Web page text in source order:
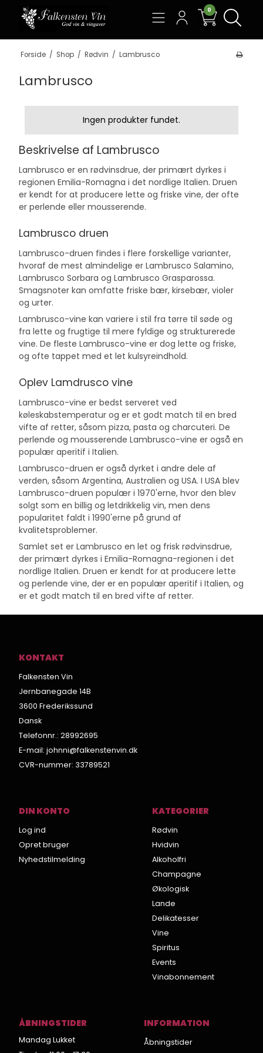
0
Forside / Shop / Rødvin / Lambrusco
Lambrusco
Ingen produkter fundet.
Beskrivelse af Lambrusco
Lambrusco er en rødvinsdrue, der primært dyrkes i
regionen Emilia-Romagna i det nordligeItalien. Druen
er kendt for at producere lette og friske vine, der ofte
er perlende eller mousserende.
Lambrusco druen
Lambrusco-druen findes i flere forskellige varianter,
hvoraf de mest almindelige er Lambrusco Salamino,
Lambrusco Sorbara og Lambrusco Grasparossa.
Smagsnoter kan omfatte friske bær, kirsebær, violer
og urter.
Lambrusco-vine kan variere i stil fra tørre til søde og
fra lette og frugtige til mere fyldige og strukturerede
vine. De fleste Lambrusco-vine er dog lette og friske,
og ofte tappet med et let kulsyreindhold.
Oplev Lamdrusco vine
Lambrusco-vine er bedst serveret ved
køleskabstemperatur og er et godt match til en bred
vifte af retter, såsom pizza, pasta og charcuteri. De
perlende og mousserende Lambrusco-vine er også en
populær aperitif i Italien.
Lambrusco-druen er også dyrket i andre dele af
verden, såsomArgentina,Australien ogUSA. I USA blev
Lambrusco-druen populær i 1970'erne, hvor den blev
solgt som en billig og letdrikkelig vin, men dens
popularitet faldt i 1990'erne på grund af
kvalitetsproblemer.
Samlet set er Lambrusco en let og frisk rødvinsdrue,
der primært dyrkes i Emilia-Romagna-regionen i det
nordlige Italien. Druen er kendt for at producere lette
og perlende vine, der er en populær aperitif i Italien, og
er et godt match til en bred vifte af retter.
KONTAKT
Falkensten Vin
Jernbanegade 14B
3600 Frederikssund
Dansk
Telefonnr.: 28992695
E-mail: johnni@falkenstenvin.dk
CVR-nummer: 33789521
DIN KONTO
Log ind
Opret bruger
Nyhedstilmelding
KATEGORIER
Rødvin
Hvidvin
Alkoholfri
Champagne
Økologisk
Lande
Delikatesser
Vine
Spiritus
Events
Vinabonnement
ÅBNINGSTIDER
Mandag Lukket
INFORMATION
Åbningstider